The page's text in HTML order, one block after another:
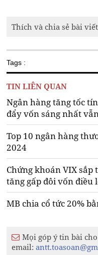
Thích và chia sẻ bài
Tags :
TIN LIÊN QUAN
Ngân hàng tăng tốc
đẩy vốn sáng nhất
Top 10 ngân hàng
2024
Chứng khoán VIX
tăng gấp đôi vốn điều
MB chia cổ tức 20%
Mọi góp ý tin bài
email: